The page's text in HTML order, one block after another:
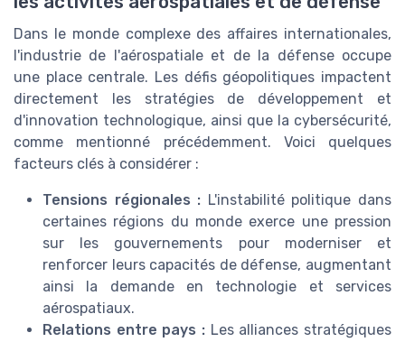
Dans le monde complexe des affaires internationales,
l'industrie de l'aérospatiale et de la défense occupe
une place centrale. Les défis géopolitiques impactent
directement les stratégies de développement et
d'innovation technologique, ainsi que la cybersécurité,
comme mentionné précédemment. Voici quelques
facteurs clés à considérer :
Tensions régionales : L'instabilité politique dans
certaines régions du monde exerce une pression
sur les gouvernements pour moderniser et
renforcer leurs capacités de défense, augmentant
ainsi la demande en technologie et services
aérospatiaux.
Relations entre pays : Les alliances stratégiques